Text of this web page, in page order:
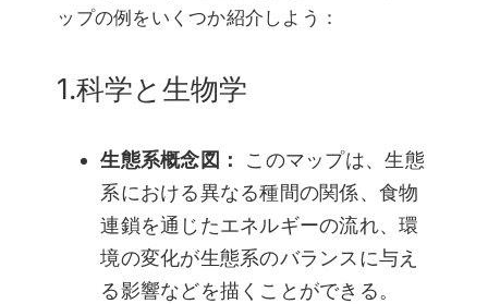
ップの例をいくつか紹介しよう：
1.科学と生物学
生態系概念図： このマップは、生態
系における異なる種間の関係、食物
連鎖を通じたエネルギーの流れ、環
境の変化が生態系のバランスに与え
る影響などを描くことができる。